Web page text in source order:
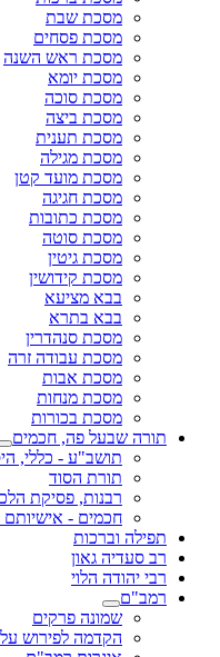
מסכת שבת
מסכת פסחים
מסכת ראש השנה
מסכת יומא
מסכת סוכה
מסכת ביצה
מסכת תענית
מסכת מגילה
מסכת מועד קטן
מסכת חגיגה
מסכת כתובות
מסכת סוטה
מסכת גיטין
מסכת קידושין
בבא מציעא
בבא בתרא
מסכת סנהדרין
מסכת עבודה זרה
מסכת אבות
מסכת מנחות
מסכת בכורות
תורה שבעל פה, חכמים
תושב"ע - כללי,
תורת הסוד
רבנות, פסיקת
חכמים - אישיותם
תפילה וברכות
רב סעדיה גאון
רבי יהודה הלוי
רמב"ם
שמונה פרקים
הקדמה לפירוש